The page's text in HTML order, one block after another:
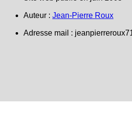
Auteur : Jean-Pierre Roux
Adresse mail :